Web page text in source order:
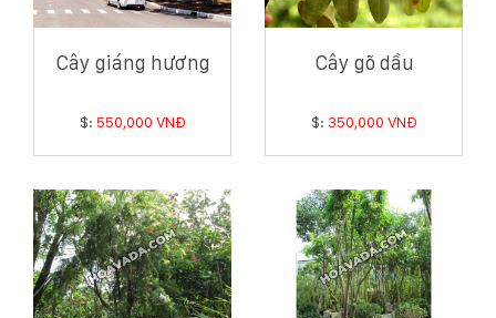
Cây giáng hương
$: 550,000 VNĐ
Cây gõ dầu
$: 350,000 VNĐ